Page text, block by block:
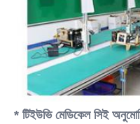
* টিইউভি মেডিকেল সিই